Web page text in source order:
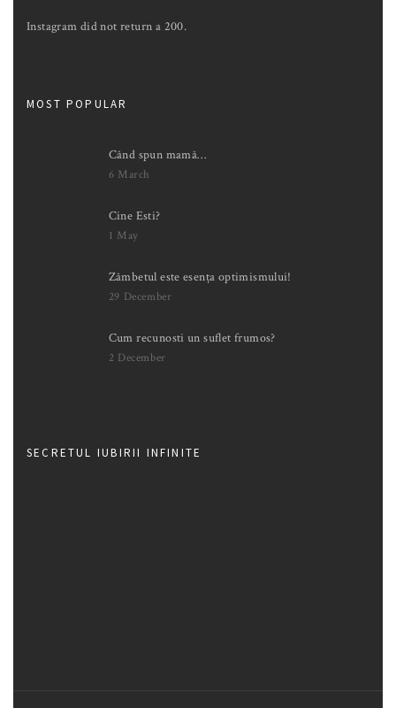
Instagram did not return a 200.
MOST POPULAR
Când spun mamă…
6 March
Cine Esti?
1 May
Zâmbetul este esența optimismului!
29 December
Cum recunosti un suflet frumos?
2 December
SECRETUL IUBIRII INFINITE